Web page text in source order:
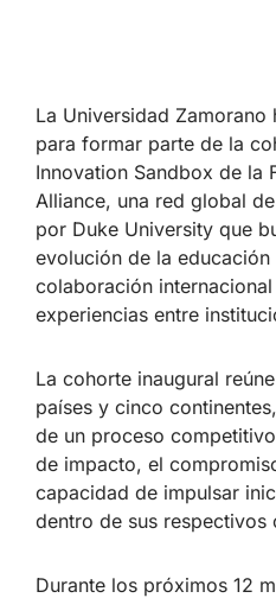
La Universidad Zamorano
para formar parte de la
Innovation Sandbox de la
Alliance, una red global
por Duke University que
evolución de la
colaboración
experiencias entre
La cohorte inaugural
países y cinco
de un proceso
de impacto, el
capacidad de impulsar
dentro de sus respectivos
Durante los próximos 12